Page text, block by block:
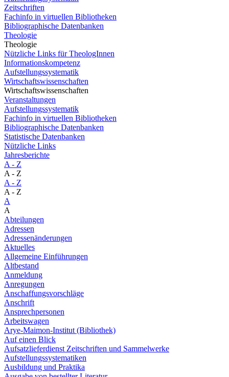
Zeitschriften
Fachinfo in virtuellen Bibliotheken
Bibliographische Datenbanken
Theologie
Theologie
Nützliche Links für TheologInnen
Informationskompetenz
Aufstellungssystematik
Wirtschaftswissenschaften
Wirtschaftswissenschaften
Veranstaltungen
Aufstellungssystematik
Fachinfo in virtuellen Bibliotheken
Bibliographische Datenbanken
Statistische Datenbanken
Nützliche Links
Jahresberichte
A - Z
A - Z
A - Z
A - Z
A
A
Abteilungen
Adressen
Adressenänderungen
Aktuelles
Allgemeine Einführungen
Altbestand
Anmeldung
Anregungen
Anschaffungsvorschläge
Anschrift
Ansprechpersonen
Arbeitswagen
Arye-Maimon-Institut (Bibliothek)
Auf einen Blick
Aufsatzlieferdienst Zeitschriften und Sammelwerke
Aufstellungssystematiken
Ausbildung und Praktika